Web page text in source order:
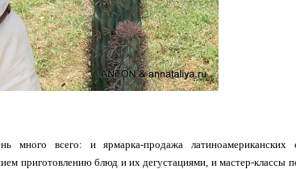
много всего: и ярмарка-продажа латиноамериканских
приготовлению блюд и их дегустациями, и мастер-классы